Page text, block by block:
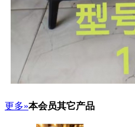
更多»本会员其它产品